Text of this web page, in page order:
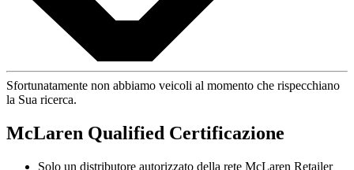
Sfortunatamente non abbiamo veicoli al momento che rispecchiano
la Sua ricerca.
McLaren Qualified Certificazione
Solo un distributore autorizzato della rete McLaren Retailer